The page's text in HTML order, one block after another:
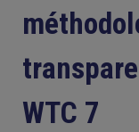
WTC 7